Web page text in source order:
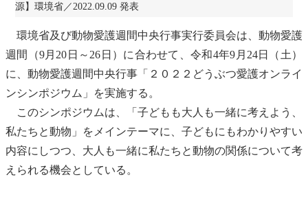
源】環境省／2022.09.09 発表
環境省及び動物愛護週間中央行事実行委員会は、 動物愛護
週間
（9月20日～26日）に合わせて、令和4年9月24日（土）
に、 動物愛護週間中央行事「２０２２どうぶつ愛護オンライ
ンシンポジウム」を実施する。
このシンポジウムは、「子どもも大人も一緒に考えよう、
私たちと動物」をメインテーマに、子どもにもわかりやすい
内容にしつつ、大人も一緒に私たちと動物の関係について考
えられる機会としている。